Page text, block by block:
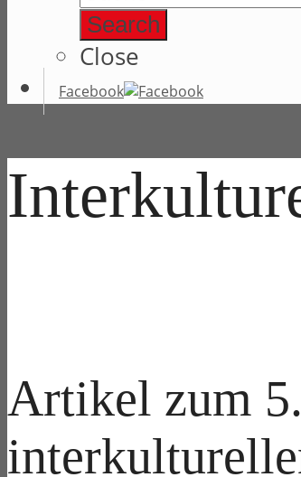
Search
Close
Facebook
Artikel zum 5.